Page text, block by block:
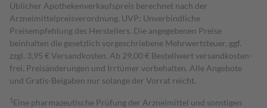
Üblicher Apothekenverkaufspreis berechnet nach der
Arzneimittelpreisverordnung. UVP: Unverbindliche
Preisempfehlung des Herstellers. Die angegebenen Preise
beinhalten die gesetzlich vorgeschriebene Mehrwertsteuer, ggf.
zzgl. 3,95 € Versandkosten. Ab 29,00 € Bestell­wert versand­kosten­
frei. Preisänderungen und Irrtümer vorbehalten. Alle Angebote
und Gratis-Beigaben nur solange der Vorrat reicht.
1 Eine pharmazeutische Prüfung der Arzneimittel und sonstigen